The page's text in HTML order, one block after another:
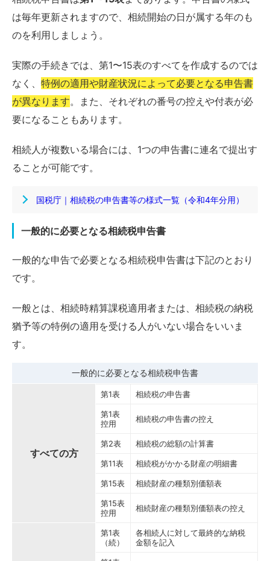
は毎年更新されますので、相続開始の日が属する年のも
のを利用しましょう。
実際の手続きでは、第1〜15表のすべてを作成するのでは
なく、 特例の適用や財産状況によって必要となる申告書
が異なります。また、それぞれの番号の控えや付表が必
要になることもあります。
相続人が複数いる場合には、1つの申告書に連名で提出す
ることが可能です。
国税庁｜相続税の申告書等の様式一覧（令和4年分用）
一般的に必要となる相続税申告書
一般的な申告で必要となる相続税申告書は下記のとおり
です。
一般とは、相続時精算課税適用者または、相続税の納税
猶予等の特例の適用を受ける人がいない場合をいいま
す。
一般的に必要となる相続税申告書
すべての方
第1表 相続税の申告書
第1表
控用
相続税の申告書の控え
第2表 相続税の総額の計算書
第11表 相続税がかかる財産の明細書
第15表 相続財産の種類別価額表
第15表
控用
相続財産の種類別価額表の控え
第1表
（続）
各相続人に対して最終的な納税
金額を記入